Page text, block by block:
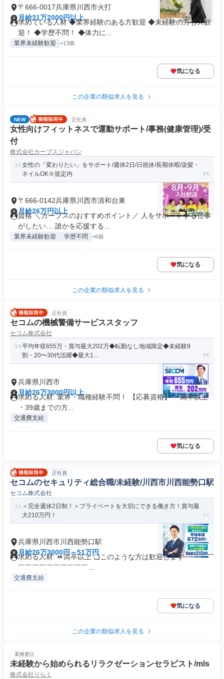
〒666-0017兵庫県川西市火打
月給31万2000円以上
求めている人材 ◆業界経験のある方歓迎 ◆未経験の方も大歓
迎！ ◆学歴不問！ ◆体力に...
業界未経験歓迎 +13個
気になる
この企業の類似求人を見る
NEW 正社員
女性向けフィットネスで運動サポート/事務(健康管理)/受
付
株式会社カーブスジャパン
女性の「変わりたい」をサポート/週休2日/日祝休/長期休暇/染髪・
ネイルOK※規定内
〒666-0142兵庫県川西市清和台東
月給26万円以上
資格 ＼カーブスのおすすめポイント／ 人をサポートする仕事
がしたい… 誰かを応援する...
業界未経験歓迎 学歴不問 +6個
気になる
この企業の類似求人を見る
正社員
セコムの機械警備サービススタッフ
セコム株式会社
平均年収655万・賞与最大202万◆転勤なし地域限定◆未経験9
割・20〜30代活躍◆最大1...
兵庫県川西市
月給26万3000円以上
求める人材: 業界・職種経験不問！ 【応募資格】 ・高卒以上
・39歳までの方...
交通費支給
気になる
正社員
セコムのセキュリティ総合職/未経験/川西市川西能勢口駅
セコム株式会社
＜完全週休2日制！＞プライベートを大切にできる働き方！賞与最
大210万円！
兵庫県川西市川西能勢口駅
月給26万3000円～51万円
求める人材: ⏩高卒以上 ❏このような方は歓迎します ￣￣￣￣
￣￣￣￣￣￣￣￣￣￣...
交通費支給
気になる
この企業の類似求人を見る
業務委託
未経験から始められるリラクゼーションセラピスト/mls
株式会社りらく